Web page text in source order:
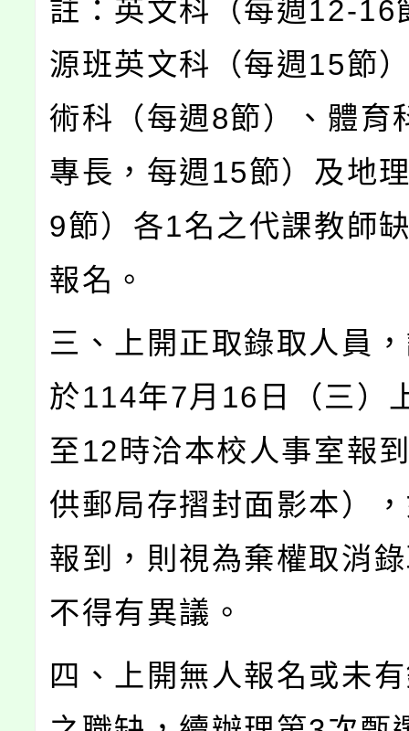
註：英文科（每週12-16
源班英文科（每週15節
術科（每週8節）、體育
專長，每週15節）及地
9節）各1名之代課教師
報名。
三、上開正取錄取人員
於114年7月16日（三）
至12時洽本校人事室報
供郵局存摺封面影本）
報到，則視為棄權取消
不得有異議。
四、上開無人報名或未